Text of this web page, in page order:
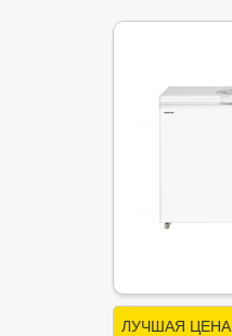
ЛУЧШАЯ ЦЕНА